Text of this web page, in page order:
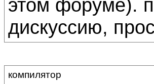
этом форуме).
дискуссию,
компилятор